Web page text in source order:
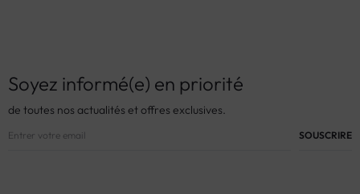
Soyez informé(e) en priorité
de toutes nos actualités et offres exclusives.